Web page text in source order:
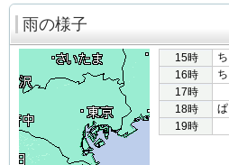
雨の様子
15時
16時
17時
18時
19時